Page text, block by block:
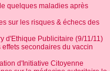
quelques maladies après
sur les risques & échecs des
d'Ethique Publicitaire (9/11/11)
effets secondaires du vaccin
d'Initiative Citoyenne